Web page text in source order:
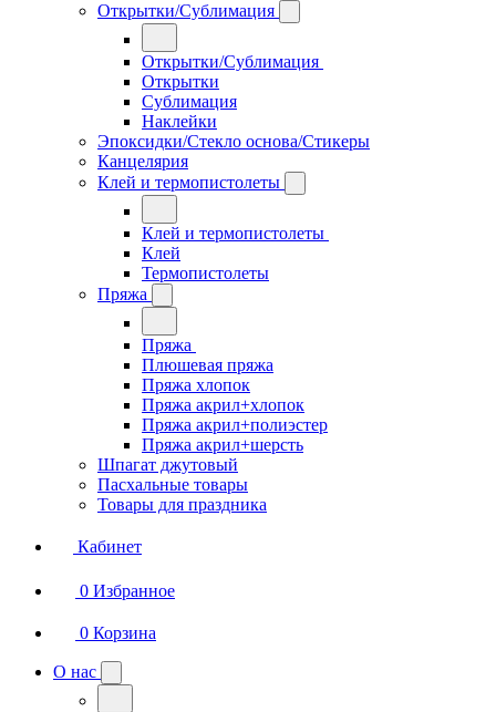
Открытки/Сублимация
Открытки/Сублимация
Открытки
Сублимация
Наклейки
Эпоксидки/Стекло основа/Стикеры
Канцелярия
Клей и термопистолеты
Клей и термопистолеты
Клей
Термопистолеты
Пряжа
Пряжа
Плюшевая пряжа
Пряжа хлопок
Пряжа акрил+хлопок
Пряжа акрил+полиэстер
Пряжа акрил+шерсть
Шпагат джутовый
Пасхальные товары
Товары для праздника
Кабинет
0 Избранное
0 Корзина
О нас